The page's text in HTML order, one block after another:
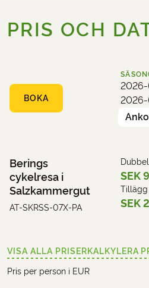
PRIS OCH
BOKA
Berings
cykelresa i
Salzkammergut
AT-SKRSS-07X-PA
SEK
Tillägg
SEK
VISA ALLA PRISERKALKYLERA
Pris per person i EUR